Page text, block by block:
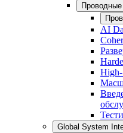
Проводные
AI
High-
Global System